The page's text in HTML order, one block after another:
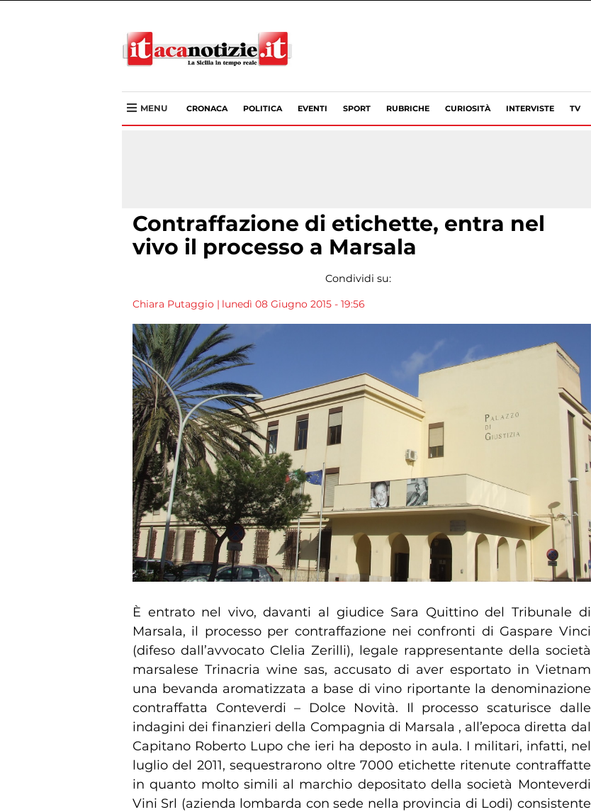
MENU CRONACA POLITICA EVENTI SPORT RUBRICHE CURIOSITÀ INTERVISTE TV
Contraffazione di etichette, entra nel
vivo il processo a Marsala
Condividi su:
Chiara Putaggio | lunedì 08 Giugno 2015 - 19:56
È entrato nel vivo, davanti al giudice Sara Quittino del Tribunale di
Marsala, il processo per contraffazione nei confronti di Gaspare Vinci
(difeso dall’avvocato Clelia Zerilli), legale rappresentante della società
marsalese Trinacria wine sas, accusato di aver esportato in Vietnam
una bevanda aromatizzata a base di vino riportante la denominazione
contraffatta Conteverdi – Dolce Novità. Il processo scaturisce dalle
indagini dei finanzieri della Compagnia di Marsala , all’epoca diretta dal
Capitano Roberto Lupo che ieri ha deposto in aula. I militari, infatti, nel
luglio del 2011, sequestrarono oltre 7000 etichette ritenute contraffatte
in quanto molto simili al marchio depositato della società Monteverdi
Vini Srl (azienda lombarda con sede nella provincia di Lodi) consistente